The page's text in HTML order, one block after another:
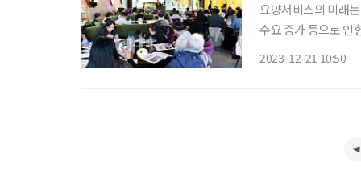
요양서비스의 미래
수요 증가 등으로 인
2023-12-21 10:50